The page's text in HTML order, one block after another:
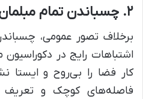
۲. چسباندن تمام مبلمان به دیوار
برخلاف تصور عمومی،
اشتباهات رایج در
کار فضا را بی‌روح و ایستا
فاصله‌های کوچک و